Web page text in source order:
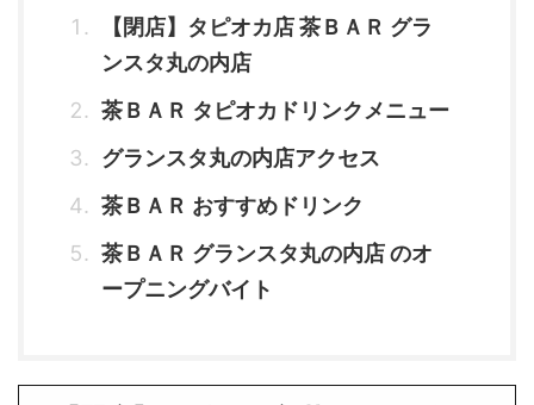
【閉店】タピオカ店 茶ＢＡＲ グラ
ンスタ丸の内店
茶ＢＡＲ タピオカドリンクメニュー
グランスタ丸の内店アクセス
茶ＢＡＲ おすすめドリンク
茶ＢＡＲ グランスタ丸の内店 のオ
ープニングバイト